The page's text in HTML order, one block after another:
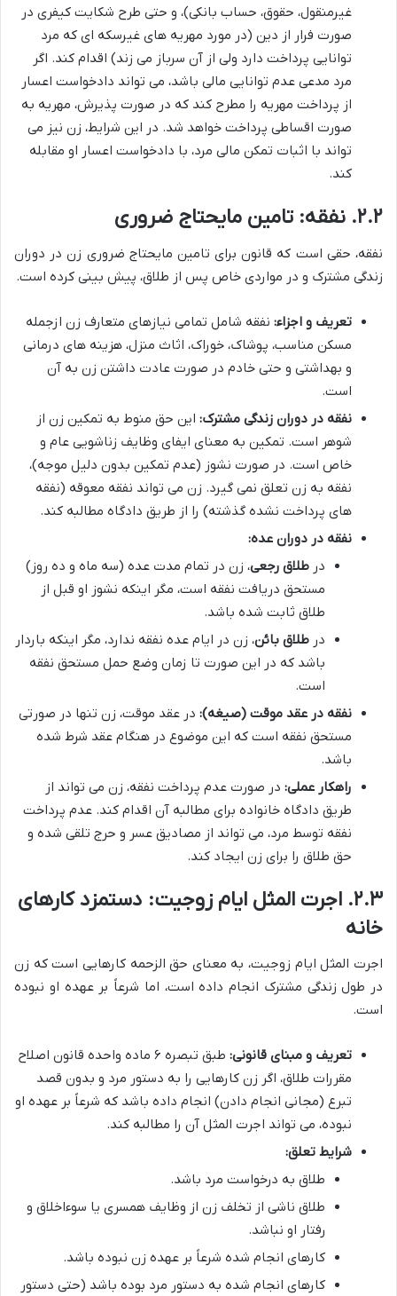
غیرمنقول، حقوق، حساب بانکی)، و حتی طرح شکایت کیفری در
صورت فرار از دین (در مورد مهریه های غیرسکه ای که مرد
توانایی پرداخت دارد ولی از آن سرباز می زند) اقدام کند. اگر
مرد مدعی عدم توانایی مالی باشد، می تواند دادخواست اعسار
از پرداخت مهریه را مطرح کند که در صورت پذیرش، مهریه به
صورت اقساطی پرداخت خواهد شد. در این شرایط، زن نیز می
تواند با اثبات تمکن مالی مرد، با دادخواست اعسار او مقابله
کند.
۲.۲. نفقه: تامین مایحتاج ضروری
نفقه، حقی است که قانون برای تامین مایحتاج ضروری زن در دوران
زندگی مشترک و در مواردی خاص پس از طلاق، پیش بینی کرده است.
تعریف و اجزاء: نفقه شامل تمامی نیازهای متعارف زن ازجمله
مسکن مناسب، پوشاک، خوراک، اثاث منزل، هزینه های درمانی
و بهداشتی و حتی خادم در صورت عادت داشتن زن به آن
است.
نفقه در دوران زندگی مشترک: این حق منوط به تمکین زن از
شوهر است. تمکین به معنای ایفای وظایف زناشویی عام و
خاص است. در صورت نشوز (عدم تمکین بدون دلیل موجه)،
نفقه به زن تعلق نمی گیرد. زن می تواند نفقه معوقه (نفقه
های پرداخت نشده گذشته) را از طریق دادگاه مطالبه کند.
نفقه در دوران عده:
در طلاق رجعی، زن در تمام مدت عده (سه ماه و ده روز)
مستحق دریافت نفقه است، مگر اینکه نشوز او قبل از
طلاق ثابت شده باشد.
در طلاق بائن، زن در ایام عده نفقه ندارد، مگر اینکه باردار
باشد که در این صورت تا زمان وضع حمل مستحق نفقه
است.
نفقه در عقد موقت (صیغه): در عقد موقت، زن تنها در صورتی
مستحق نفقه است که این موضوع در هنگام عقد شرط شده
باشد.
راهکار عملی: در صورت عدم پرداخت نفقه، زن می تواند از
طریق دادگاه خانواده برای مطالبه آن اقدام کند. عدم پرداخت
نفقه توسط مرد، می تواند از مصادیق عسر و حرج تلقی شده و
حق طلاق را برای زن ایجاد کند.
۲.۳. اجرت المثل ایام زوجیت: دستمزد کارهای
خانه
اجرت المثل ایام زوجیت، به معنای حق الزحمه کارهایی است که زن
در طول زندگی مشترک انجام داده است، اما شرعاً بر عهده او نبوده
است.
تعریف و مبنای قانونی:
طبق تبصره ۶ ماده واحده قانون اصلاح
مقررات طلاق، اگر زن کارهایی را به دستور مرد و بدون قصد
تبرع (مجانی انجام دادن) انجام داده باشد که شرعاً بر عهده او
نبوده، می تواند اجرت المثل آن را مطالبه کند.
شرایط تعلق:
طلاق به درخواست مرد باشد.
طلاق ناشی از تخلف زن از وظایف همسری یا سوءاخلاق و
رفتار او نباشد.
کارهای انجام شده شرعاً بر عهده زن نبوده باشد.
کارهای انجام شده به دستور مرد بوده باشد (حتی دستور